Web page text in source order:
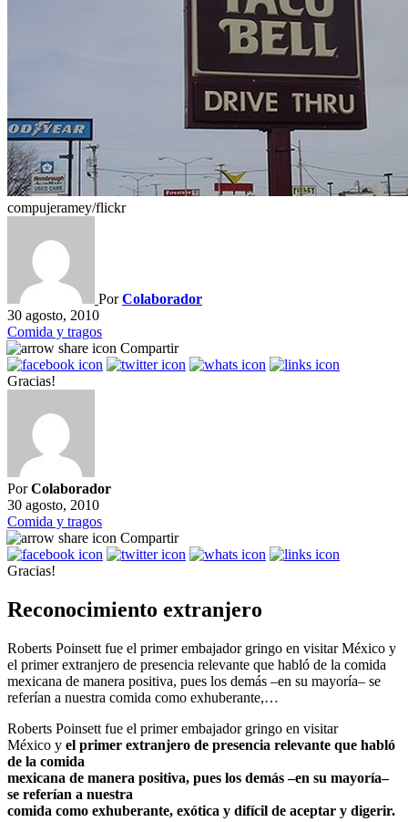
compujeramey/flickr
PorColaborador
30 agosto, 2010
Comida y tragos
Compartir
Gracias!
PorColaborador
30 agosto, 2010
Comida y tragos
Compartir
Gracias!
Reconocimiento extranjero
Roberts Poinsett fue el primer embajador gringo en visitar México y
el primer extranjero de presencia relevante que habló de la comida
mexicana de manera positiva, pues los demás –en su mayoría– se
referían a nuestra comida como exhuberante,…
Roberts Poinsett fue el primer embajador gringo en visitar
México y el primer extranjero de presencia relevante que habló
de la comida
mexicana de manera positiva, pues los demás –en su mayoría–
se referían a nuestra
comida como exhuberante, exótica y difícil de aceptar y digerir.